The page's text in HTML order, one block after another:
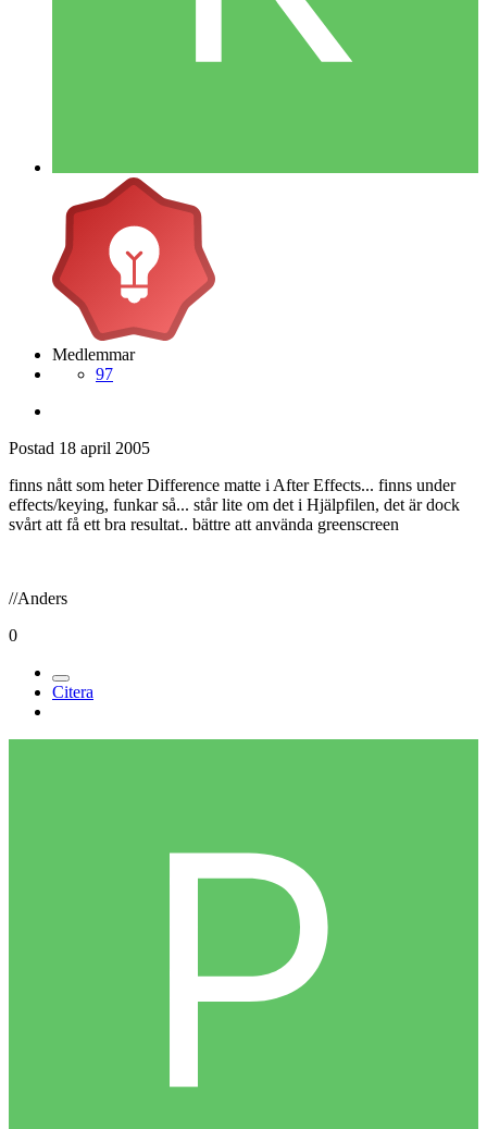
Medlemmar
97
Postad 18 april 2005
finns nått som heter Difference matte i After Effects... finns under
effects/keying, funkar så... står lite om det i Hjälpfilen, det är dock
svårt att få ett bra resultat.. bättre att använda greenscreen
//Anders
0
Citera